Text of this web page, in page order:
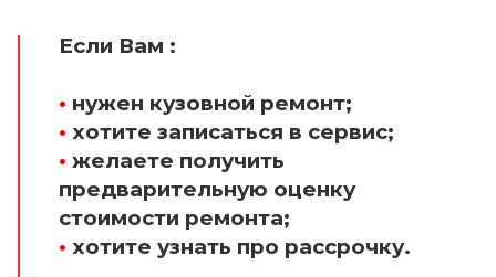
Если Вам :
• нужен кузовной ремонт;
• хотите записаться в сервис;
• желаете получить
предварительную оценку
стоимости ремонта;
• хотите узнать про рассрочку.